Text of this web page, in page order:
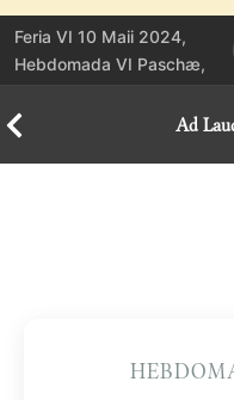
Feria VI 10 Maii 2024,
Hebdomada VI Paschæ,
Ad